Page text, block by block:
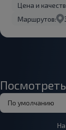
Цена и
Маршрутов:
По умолчанию
На